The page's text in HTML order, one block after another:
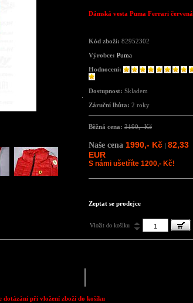
Dámská vesta Puma Ferrari červená
Kód zboží: 82952302
Výrobce: Puma
Hodnocení:
Dostupnost: Skladem
Záruční lhůta: 2 roky
Běžná cena: 3190,- Kč
Naše cena 1990,- Kč 82,33
EUR
S námi ušetříte 1200,- Kč!
Zeptat se prodejce
Vložit do košíku
dotázáni při vložení zboží do košíku